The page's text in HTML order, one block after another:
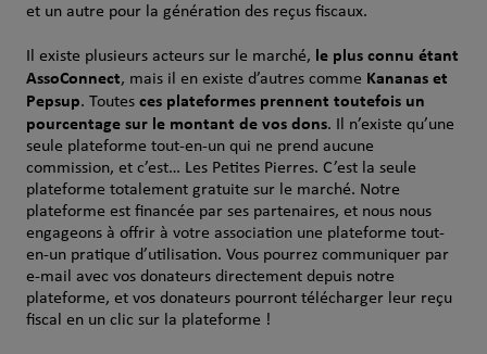
et un autre pour la génération des reçus fiscaux.
Il existe plusieurs acteurs sur le marché, le plus connu étant
AssoConnect, mais il en existe d’autres comme Kananas et
Pepsup. Toutes ces plateformes prennent toutefois un
pourcentage sur le montant de vos dons. Il n’existe qu’une
seule plateforme tout-en-un qui ne prend aucune
commission, et c’est… Les Petites Pierres. C’est la seule
plateforme totalement gratuite sur le marché. Notre
plateforme est financée par ses partenaires, et nous nous
engageons à offrir à votre association une plateforme tout-
en-un pratique d’utilisation. Vous pourrez communiquer par
e-mail avec vos donateurs directement depuis notre
plateforme, et vos donateurs pourront télécharger leur reçu
fiscal en un clic sur la plateforme !